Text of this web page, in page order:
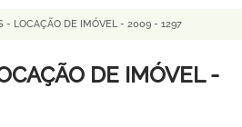
- LOCAÇÃO DE IMÓVEL - 2009 - 1297
DE IMÓVEL -